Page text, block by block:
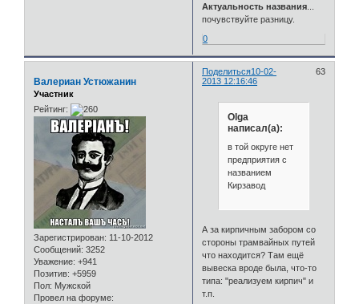
Актуальность названия
почувствуйте разницу.
0
Поделиться 63
10-02-
2013 12:16:46
Валериан Устюжанин
Участник
Рейтинг:
Зарегистрирован: 11-10-2012
Сообщений: 3252
Уважение: +941
Позитив: +5959
Пол: Мужской
Провел на форуме:
Olga
написал(а):
в той округе нет
предприятия с
названием
Кирзавод
А за кирпичным забором со
стороны трамвайных путей
что находится? Там ещё
вывеска вроде была, что-то
типа: "реализуем кирпич" и
т.п.